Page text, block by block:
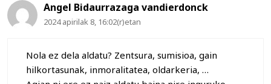
Angel Bidaurrazaga vandierdonck
2024 apirilak 8, 16:02(r)etan
Nola ez dela aldatu? Zentsura, sumisioa, gain
hilkortasunak, inmoralitatea, oldarkeria, …